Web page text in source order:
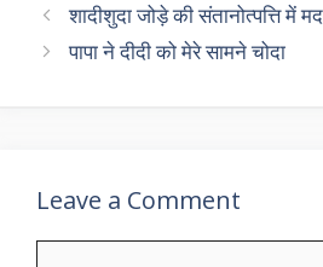
शादीशुदा जोड़े की संतानोत्पत्ति में
पापा ने दीदी को मेरे सामने चोदा
Leave a Comment